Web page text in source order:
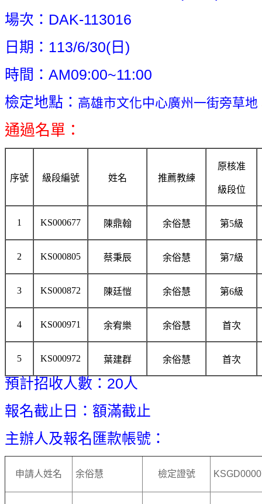
場次：DAK-113016
日期：113/6/30(日)
時間：AM09:00~11:00
檢定地點： 高雄市文化中心廣州一街旁草地
通過名單：
序號 級段編號 姓名 推薦教練
原核准
級段位
1 KS000677 陳鼎翰 余俗慧 第5級
2 KS000805 蔡秉辰 余俗慧 第7級
3 KS000872 陳廷愷 余俗慧 第6級
4 KS000971 余宥樂 余俗慧 首次
5 KS000972 葉建群 余俗慧 首次
預計招收人數：20人
報名截止日：額滿截止
主辦人及報名匯款帳號：
申請人姓名 余俗慧 檢定證號